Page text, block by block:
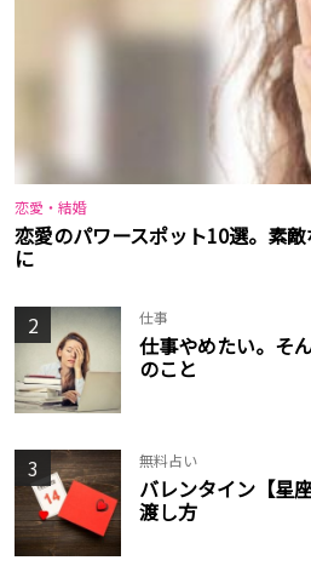
恋愛・結婚
恋愛のパワースポット10選。素
に
2 仕事
仕事やめたい。そ
のこと
3 無料占い
バレンタイン【星
渡し方